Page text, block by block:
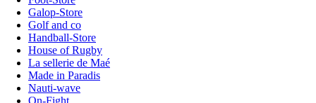
Galop-Store
Golf and co
Handball-Store
House of Rugby
La sellerie de Maé
Made in Paradis
Nauti-wave